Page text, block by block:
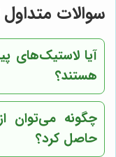
سوالات
آیا لاستیک‌های
هستند؟
چگونه می‌توان
حاصل کرد؟